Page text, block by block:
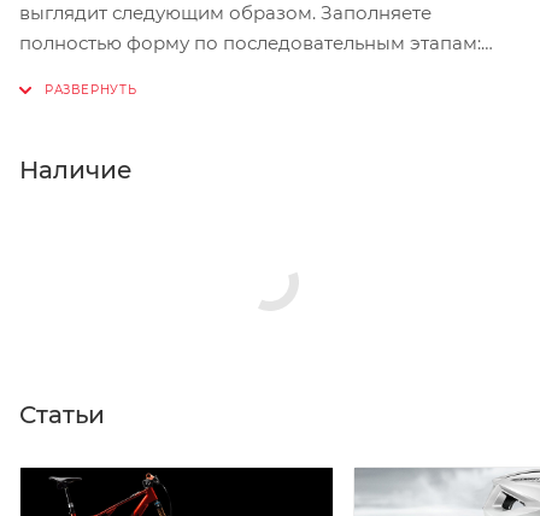
выглядит следующим образом. Заполняете
полностью форму по последовательным этапам:
Нажмите кнопку «Оформить заказ».
Наличие
Статьи